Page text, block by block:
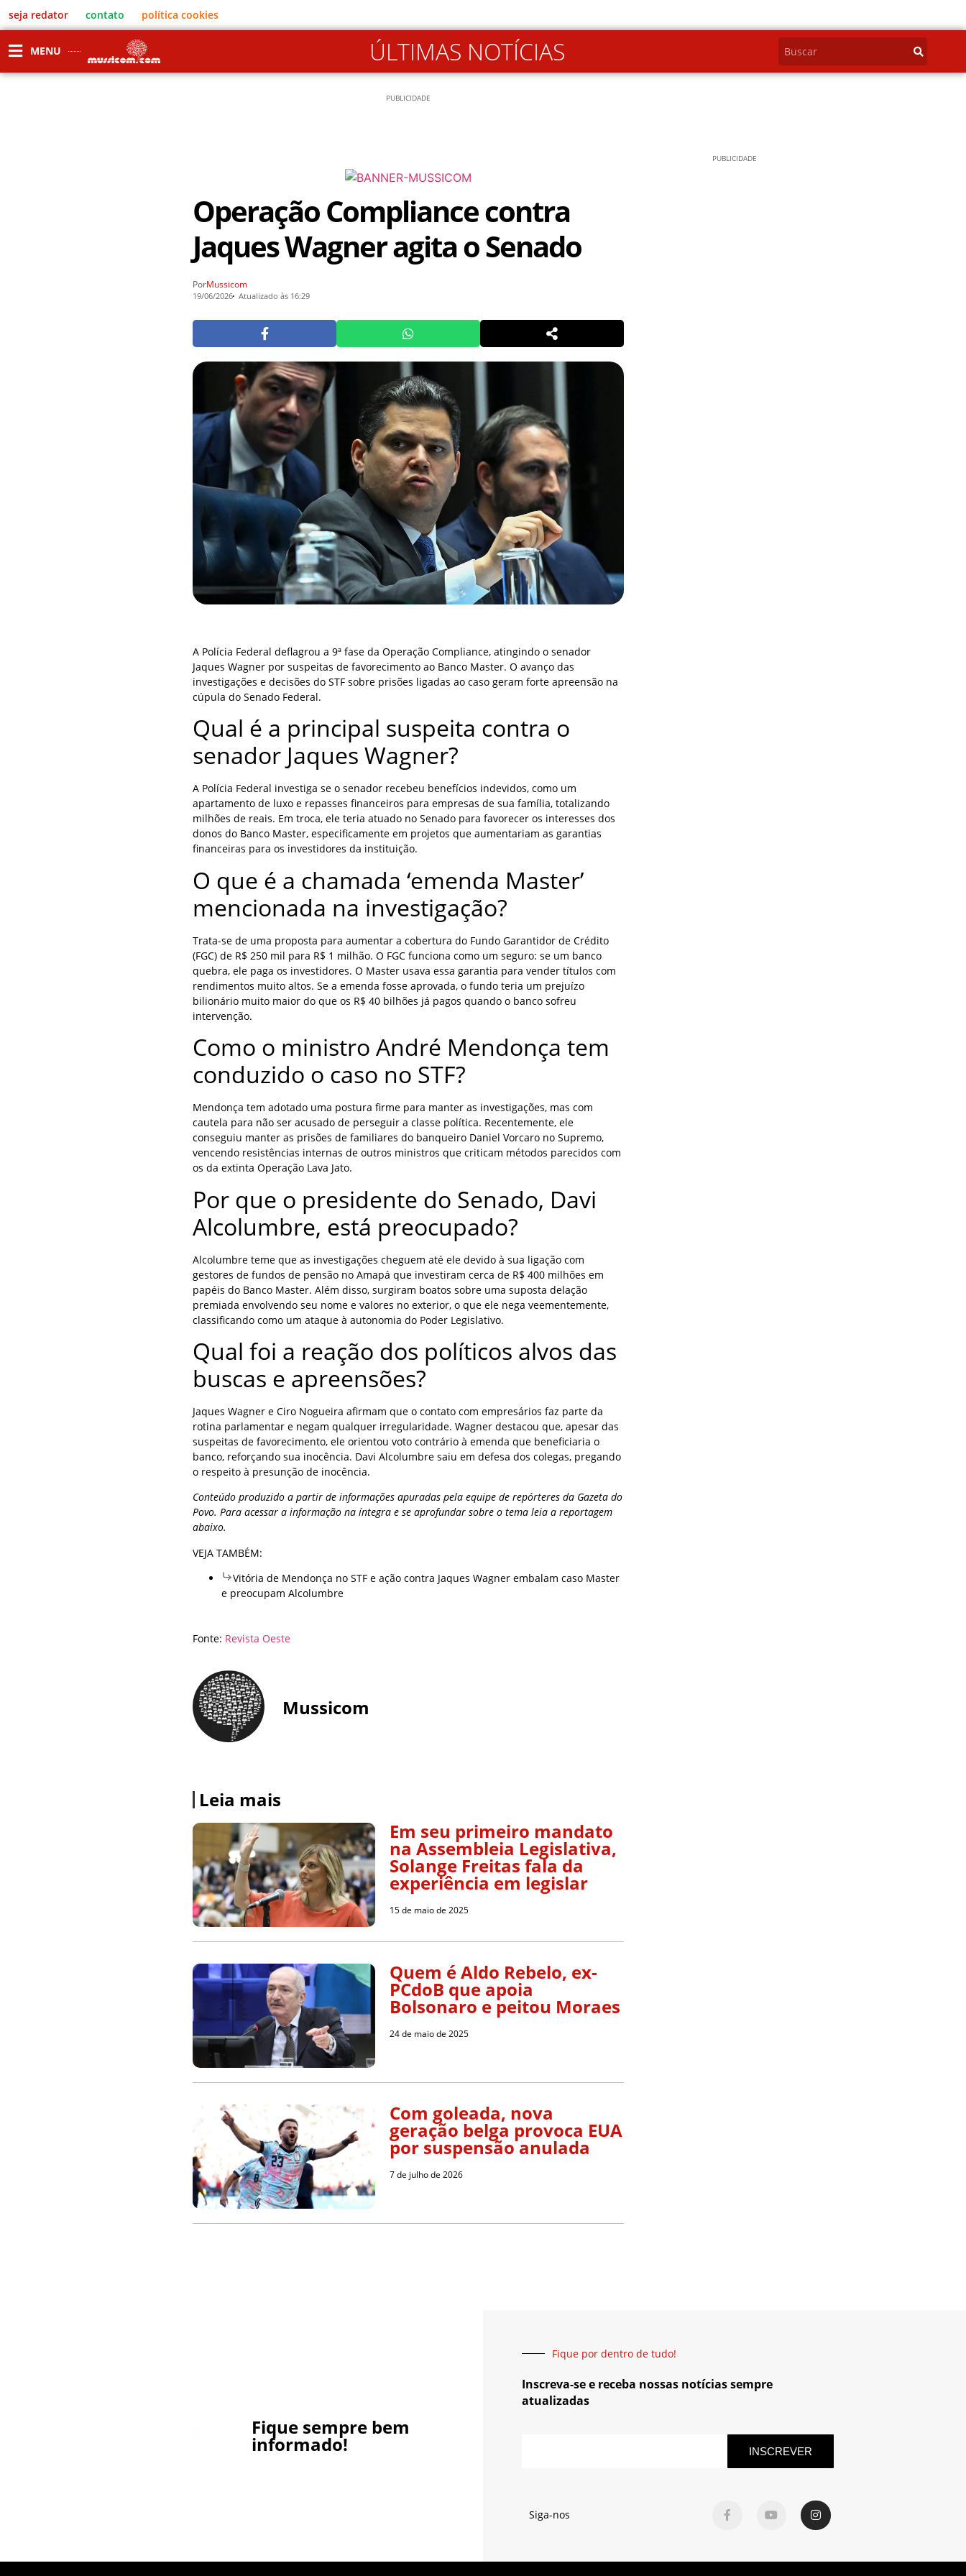
seja redator contato política cookies
MENU ÚLTIMAS NOTÍCIAS
PUBLICIDADE
Operação Compliance contra
Jaques Wagner agita o Senado
PorMussicom
19/06/2026 Atualizado às 16:29
A Polícia Federal deflagrou a 9ª fase da Operação Compliance, atingindo o senador
Jaques Wagner por suspeitas de favorecimento ao Banco Master. O avanço das
investigações e decisões do STF sobre prisões ligadas ao caso geram forte apreensão na
cúpula do Senado Federal.
Qual é a principal suspeita contra o
senador Jaques Wagner?
A Polícia Federal investiga se o senador recebeu benefícios indevidos, como um
apartamento de luxo e repasses financeiros para empresas de sua família, totalizando
milhões de reais. Em troca, ele teria atuado no Senado para favorecer os interesses dos
donos do Banco Master, especificamente em projetos que aumentariam as garantias
financeiras para os investidores da instituição.
O que é a chamada ‘emenda Master’
mencionada na investigação?
Trata-se de uma proposta para aumentar a cobertura do Fundo Garantidor de Crédito
(FGC) de R$ 250 mil para R$ 1 milhão. O FGC funciona como um seguro: se um banco
quebra, ele paga os investidores. O Master usava essa garantia para vender títulos com
rendimentos muito altos. Se a emenda fosse aprovada, o fundo teria um prejuízo
bilionário muito maior do que os R$ 40 bilhões já pagos quando o banco sofreu
intervenção.
Como o ministro André Mendonça tem
conduzido o caso no STF?
Mendonça tem adotado uma postura firme para manter as investigações, mas com
cautela para não ser acusado de perseguir a classe política. Recentemente, ele
conseguiu manter as prisões de familiares do banqueiro Daniel Vorcaro no Supremo,
vencendo resistências internas de outros ministros que criticam métodos parecidos com
os da extinta Operação Lava Jato.
Por que o presidente do Senado, Davi
Alcolumbre, está preocupado?
Alcolumbre teme que as investigações cheguem até ele devido à sua ligação com
gestores de fundos de pensão no Amapá que investiram cerca de R$ 400 milhões em
papéis do Banco Master. Além disso, surgiram boatos sobre uma suposta delação
premiada envolvendo seu nome e valores no exterior, o que ele nega veementemente,
classificando como um ataque à autonomia do Poder Legislativo.
Qual foi a reação dos políticos alvos das
buscas e apreensões?
Jaques Wagner e Ciro Nogueira afirmam que o contato com empresários faz parte da
rotina parlamentar e negam qualquer irregularidade. Wagner destacou que, apesar das
suspeitas de favorecimento, ele orientou voto contrário à emenda que beneficiaria o
banco, reforçando sua inocência. Davi Alcolumbre saiu em defesa dos colegas, pregando
o respeito à presunção de inocência.
Conteúdo produzido a partir de informações apuradas pela equipe de repórteres da Gazeta do
Povo. Para acessar a informação na íntegra e se aprofundar sobre o tema leia a reportagem
abaixo.
VEJA TAMBÉM:
Vitória de Mendonça no STF e ação contra Jaques Wagner embalam caso Master
e preocupam Alcolumbre
Fonte: Revista Oeste
Mussicom
Leia mais
Em seu primeiro mandato
na Assembleia Legislativa,
Solange Freitas fala da
experiência em legislar
15 de maio de 2025
Quem é Aldo Rebelo, ex-
PCdoB que apoia
Bolsonaro e peitou Moraes
24 de maio de 2025
Com goleada, nova
geração belga provoca EUA
por suspensão anulada
7 de julho de 2026
PUBLICIDADE
Fique sempre bem
informado!
Fique por dentro de tudo!
Inscreva-se e receba nossas notícias sempre
atualizadas
INSCREVER
Siga-nos